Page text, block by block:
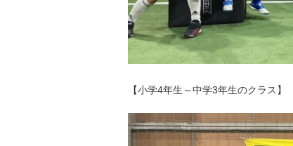
【小学4年生～中学3年生のクラス】